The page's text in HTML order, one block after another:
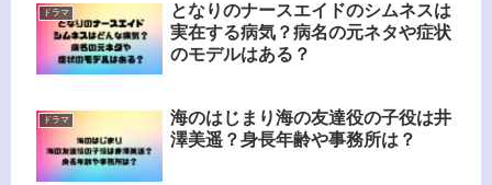
ドラマ
となりのナースエイドのシムネスは
実在する病気？病名の元ネタや症状
のモデルはある？
ドラマ
海のはじまり海の友達役の子役は井
澤美遥？身長年齢や事務所は？